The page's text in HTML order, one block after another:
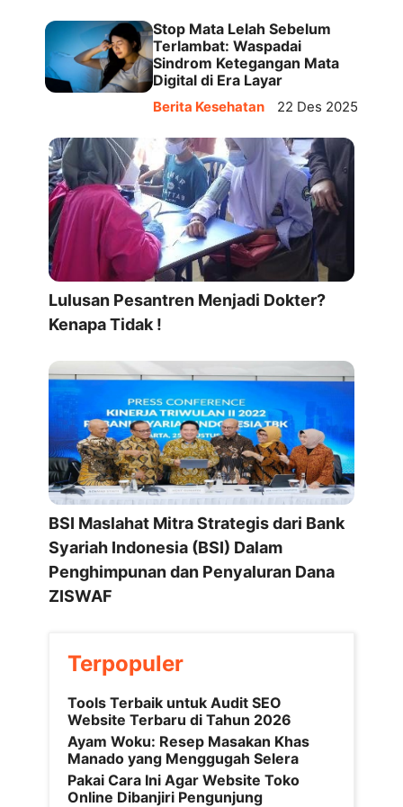
Stop Mata Lelah Sebelum
Terlambat: Waspadai
Sindrom Ketegangan Mata
Digital di Era Layar
Berita Kesehatan 22 Des 2025
Lulusan Pesantren Menjadi Dokter?
Kenapa Tidak !
BSI Maslahat Mitra Strategis dari Bank
Syariah Indonesia (BSI) Dalam
Penghimpunan dan Penyaluran Dana
ZISWAF
Terpopuler
Tools Terbaik untuk Audit SEO
Website Terbaru di Tahun 2026
Ayam Woku: Resep Masakan Khas
Manado yang Menggugah Selera
Pakai Cara Ini Agar Website Toko
Online Dibanjiri Pengunjung